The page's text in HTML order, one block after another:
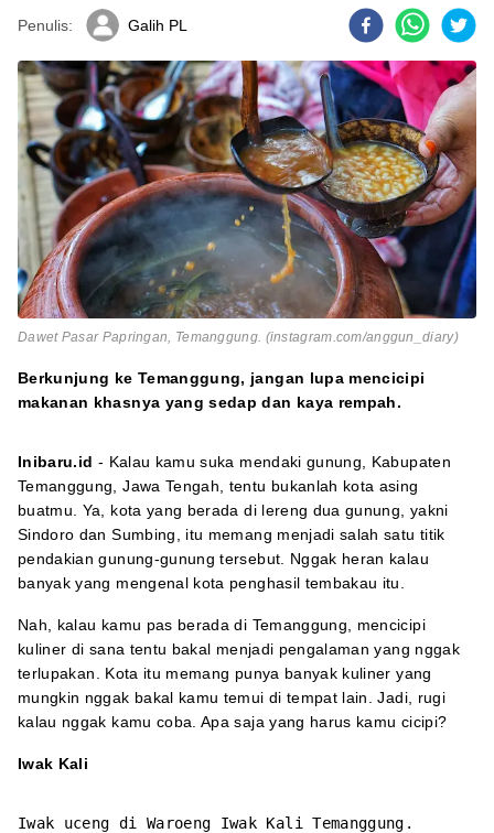
Penulis: Galih PL
Dawet Pasar Papringan, Temanggung. (instagram.com/anggun_diary)
Berkunjung ke Temanggung, jangan lupa mencicipi
makanan khasnya yang sedap dan kaya rempah.
Inibaru.id - Kalau kamu suka mendaki gunung, Kabupaten
Temanggung, Jawa Tengah, tentu bukanlah kota asing
buatmu. Ya, kota yang berada di lereng dua gunung, yakni
Sindoro dan Sumbing, itu memang menjadi salah satu titik
pendakian gunung-gunung tersebut. Nggak heran kalau
banyak yang mengenal kota penghasil tembakau itu.
Nah, kalau kamu pas berada di Temanggung, mencicipi
kuliner di sana tentu bakal menjadi pengalaman yang nggak
terlupakan. Kota itu memang punya banyak kuliner yang
mungkin nggak bakal kamu temui di tempat lain. Jadi, rugi
kalau nggak kamu coba. Apa saja yang harus kamu cicipi?
Iwak Kali
Iwak uceng di Waroeng Iwak Kali Temanggung.